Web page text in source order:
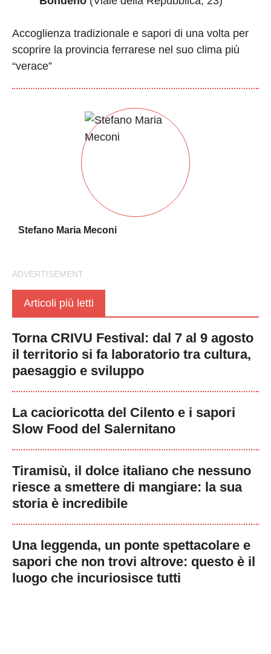
Accoglienza tradizionale e sapori di una volta per
scoprire la provincia ferrarese nel suo clima più
“verace”
Stefano Maria Meconi
Articoli più letti
Torna CRIVU Festival: dal 7 al 9 agosto
il territorio si fa laboratorio tra cultura,
paesaggio e sviluppo
La cacioricotta del Cilento e i sapori
Slow Food del Salernitano
Tiramisù, il dolce italiano che nessuno
riesce a smettere di mangiare: la sua
storia è incredibile
Una leggenda, un ponte spettacolare e
sapori che non trovi altrove: questo è il
luogo che incuriosisce tutti